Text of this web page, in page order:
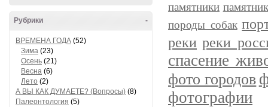
-
Рубрики
ВРЕМЕНА ГОДА (52)
Зима (23)
Осень (21)
Весна (6)
Лето (2)
А ВЫ КАК ДУМАЕТЕ? (Вопросы) (8)
Палеонтология (5)
памятники
породы собак
реки реки
спасение
фото городов
фотографии